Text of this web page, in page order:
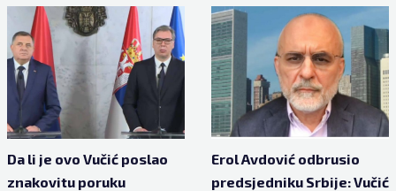
Da li je ovo Vučić poslao
znakovitu poruku
Erol Avdović odbrusio
predsjedniku Srbije: Vučić